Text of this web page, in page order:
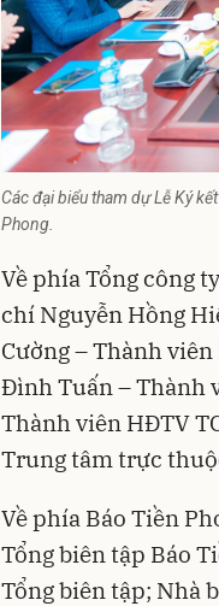
Các đại biểu tham dự Lễ Ký
Phong.
Về phía Tổng công
chí Nguyễn Hồng
Cường – Thành
Đình Tuấn – Thành
Thành viên HĐTV
Trung tâm trực
Về phía Báo Tiền
Tổng biên tập Báo
Tổng biên tập; Nhà